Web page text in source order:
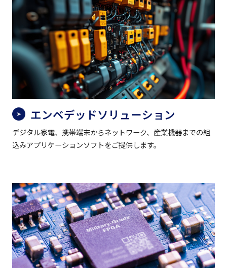
エンベデッドソリューション
デジタル家電、携帯端末からネットワーク、産業機器までの組
込みアプリケーションソフトをご提供します。